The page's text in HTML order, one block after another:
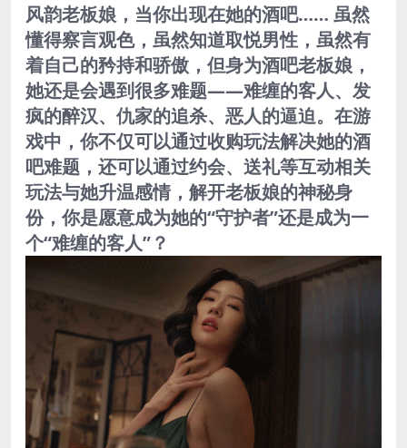
风韵老板娘，当你出现在她的酒吧…… 虽然
懂得察言观色，虽然知道取悦男性，虽然有
着自己的矜持和骄傲，但身为酒吧老板娘，
她还是会遇到很多难题——难缠的客人、发
疯的醉汉、仇家的追杀、恶人的逼迫。在游
戏中，你不仅可以通过收购玩法解决她的酒
吧难题，还可以通过约会、送礼等互动相关
玩法与她升温感情，解开老板娘的神秘身
份，你是愿意成为她的“守护者”还是成为一
个“难缠的客人”？